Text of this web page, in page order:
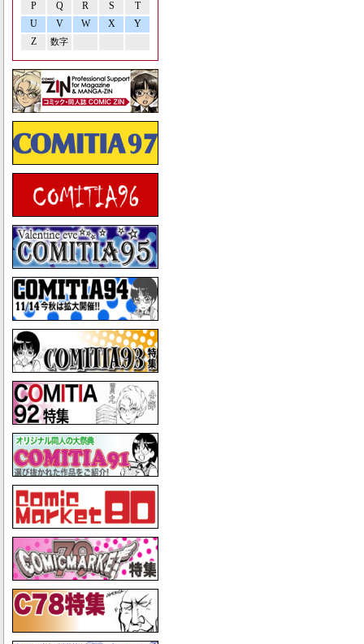
P Q R S
T
U
V W X
Y
Z
数字